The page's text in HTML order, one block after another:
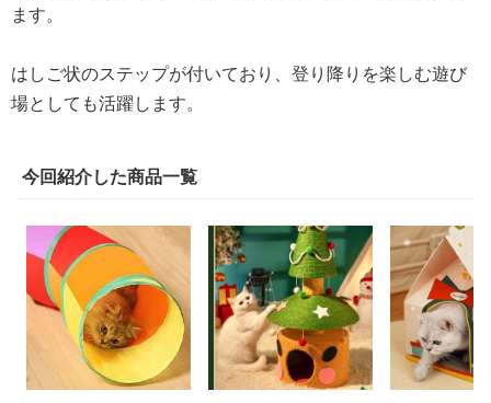
ます。
はしご状のステップが付いており、登り降りを楽しむ遊び
場としても活躍します。
今回紹介した商品一覧